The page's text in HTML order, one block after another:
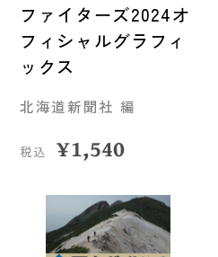
ファイターズ2024オ
フィシャルグラフィ
ックス
北海道新聞社 編
税込 ¥1,540